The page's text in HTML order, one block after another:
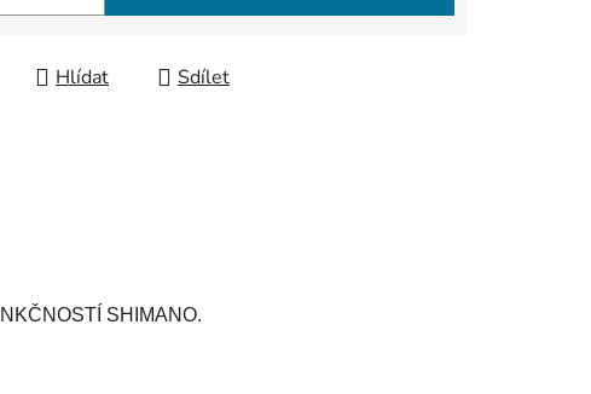
Hlídat Sdílet
SHIMANO.